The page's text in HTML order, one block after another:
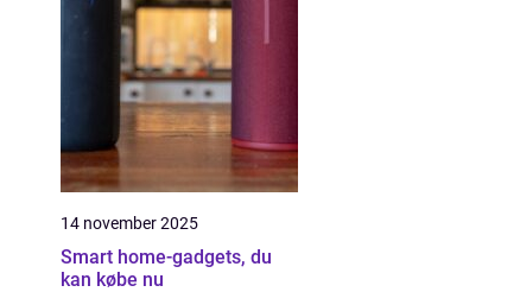
14 november 2025
Smart home-gadgets, du
kan købe nu